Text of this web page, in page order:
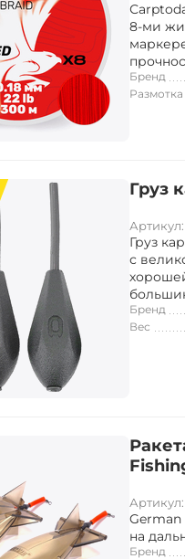
8-ми
Бренд
Размотка
Груз
Артикул:
Груз
с
Бренд
Вес
Артикул:
на
Бренд